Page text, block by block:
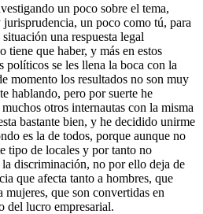
un poco sobre el tema,
un poco como tú, para
una respuesta legal
tiene que haber, y más en estos
políticos se les llena la boca con la
momento los resultados no son muy
hablando, pero por suerte he
otros internautas con la misma
bastante bien, y he decidido unirme
es la de todos, porque aunque no
tipo de locales y por tanto no
discriminación, no por ello deja de
que afecta tanto a hombres, que
mujeres, que son convertidas en
del lucro empresarial.